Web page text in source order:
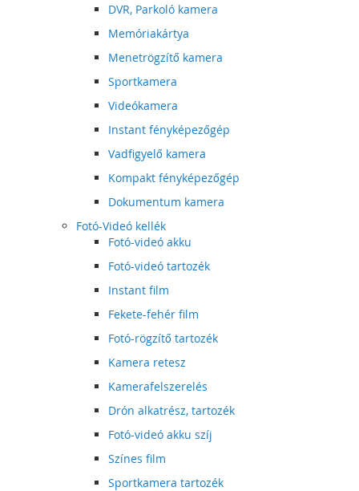
DVR, Parkoló kamera
Memóriakártya
Menetrögzítő kamera
Sportkamera
Videókamera
Instant fényképezőgép
Vadfigyelő kamera
Kompakt fényképezőgép
Dokumentum kamera
Fotó-Videó kellék
Fotó-videó akku
Fotó-videó tartozék
Instant film
Fekete-fehér film
Fotó-rögzítő tartozék
Kamera retesz
Kamerafelszerelés
Drón alkatrész, tartozék
Fotó-videó akku szíj
Színes film
Sportkamera tartozék